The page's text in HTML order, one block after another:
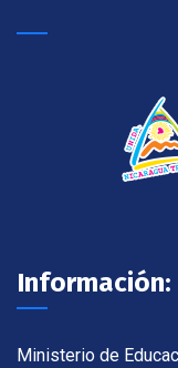
Información:
Ministerio de